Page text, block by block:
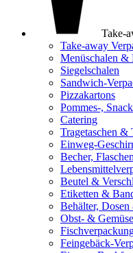
Take-
Take-away
Menüschalen &
Siegelschalen
Sandwich-
Pizzakartons
Pommes-,
Catering
Tragetaschen &
Einweg-
Becher,
Beutel &
Etiketten &
Behälter,
Obst- &
Feingebäck-